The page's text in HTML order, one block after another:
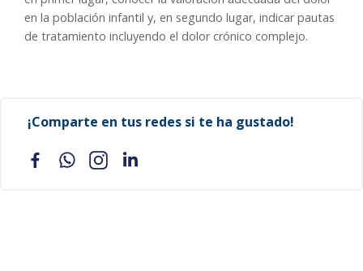
en la población infantil y, en segundo lugar, indicar pautas
de tratamiento incluyendo el dolor crónico complejo.
¡Comparte en tus redes si te ha gustado!